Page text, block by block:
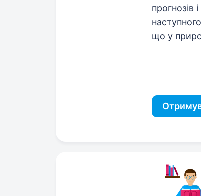
прогнозів
що у